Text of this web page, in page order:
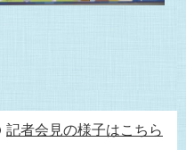
記者会見の様子はこちら